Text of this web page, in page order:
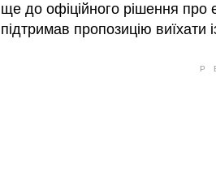
ще до офіційного рішення про
підтримав пропозицію виїхати